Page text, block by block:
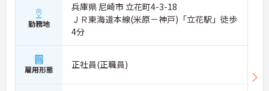
勤務地
兵庫県 尼崎市 立花町4-3-18
ＪＲ東海道本線(米原－神戸)「立花駅」徒歩
4分
雇用形態 正社員(正職員)